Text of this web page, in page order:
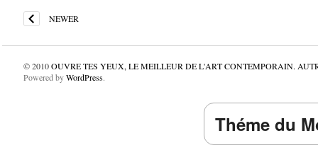
NEWER
© 2010OUVRE TES YEUX, LE MEILLEUR DE L'ART CONTEMPORAIN.
Powered byWordPress.
Théme du